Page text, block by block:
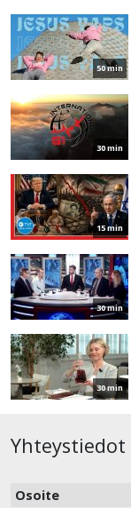
50 min
30 min
15 min
30 min
30 min
Yhteystiedot
Osoite